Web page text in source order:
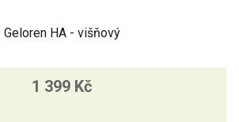
Geloren HA - višňový
1 399 Kč